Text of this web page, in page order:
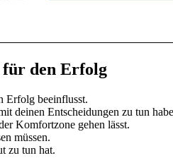
für den Erfolg
Erfolg beeinflusst.
deinen Entscheidungen zu tun
Komfortzone gehen lässt.
müssen.
zu tun hat.